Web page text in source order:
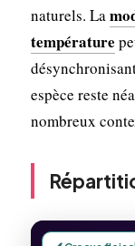
naturels. La
température
espèce reste
nombreux